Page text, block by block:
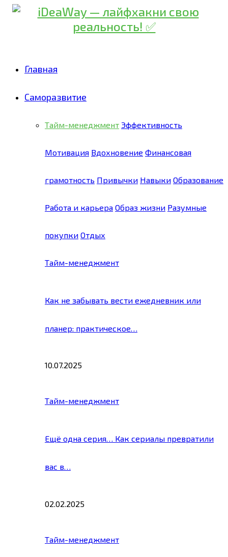
Главная
Саморазвитие
Тайм-менеджмент Эффективность
Мотивация Вдохновение Финансовая
грамотность Привычки Навыки Образование
Работа и карьера Образ жизни Разумные
покупки Отдых
Тайм-менеджмент
Как не забывать вести ежедневник или
планер: практическое…
10.07.2025
Тайм-менеджмент
Ещё одна серия… Как сериалы превратили
вас в…
02.02.2025
Тайм-менеджмент